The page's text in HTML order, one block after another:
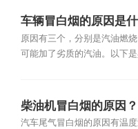
车辆冒白烟的原因是
原因有三个，分别是汽油燃烧
可能加了劣质的汽油。以下是
柴油机冒白烟的原因？
汽车尾气冒白烟的原因有温度